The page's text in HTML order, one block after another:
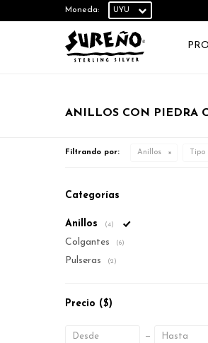
Moneda:
ANILLOS CON PIEDRA
Filtrando por: Anillos
Categorías
Anillos (4)
Colgantes (6)
Pulseras (2)
Precio ($)